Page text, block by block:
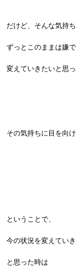
だけど、そんな気持
ずっとこのままは嫌で
変えていきたいと思っ
その気持ちに目を向
ということで、
今の状況を変えていき
と思った時は